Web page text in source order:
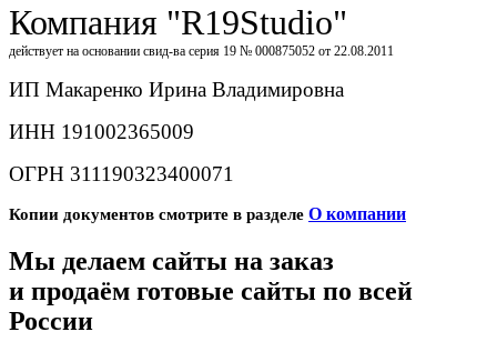
Компания "R19Studio"
действует на основании свид-ва серия 19 № 000875052 от 22.08.2011
ИП Макаренко Ирина Владимировна
ИНН 191002365009
ОГРН 311190323400071
Копии документов смотрите в разделе О компании
Мы делаем сайты на заказ
и продаём готовые сайты по всей
России